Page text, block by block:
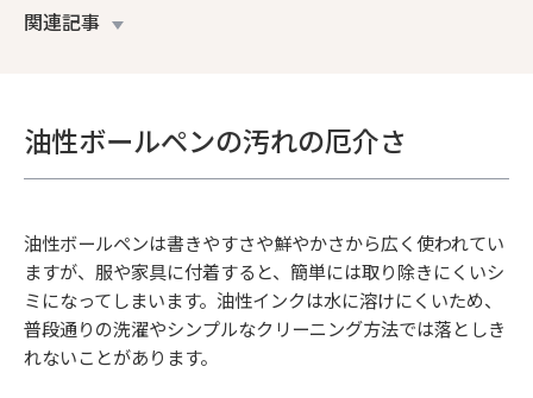
関連記事
油性ボールペンの汚れの厄介さ
油性ボールペンは書きやすさや鮮やかさから広く使われてい
ますが、服や家具に付着すると、簡単には取り除きにくいシ
ミになってしまいます。油性インクは水に溶けにくいため、
普段通りの洗濯やシンプルなクリーニング方法では落としき
れないことがあります。